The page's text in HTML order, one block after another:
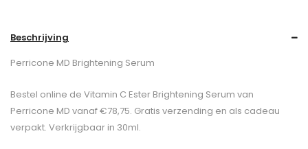
Beschrijving
Perricone MD Brightening Serum
Bestel online de Vitamin C Ester Brightening Serum van
Perricone MD vanaf €78,75. Gratis verzending en als cadeau
verpakt. Verkrijgbaar in 30ml.